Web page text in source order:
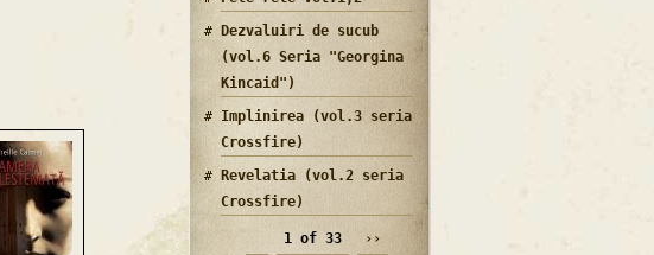
Dezvaluiri de sucub
(vol.6 Seria "Georgina
Kincaid")
Implinirea (vol.3 seria
Crossfire)
Revelatia (vol.2 seria
Crossfire)
1 of 33 ››